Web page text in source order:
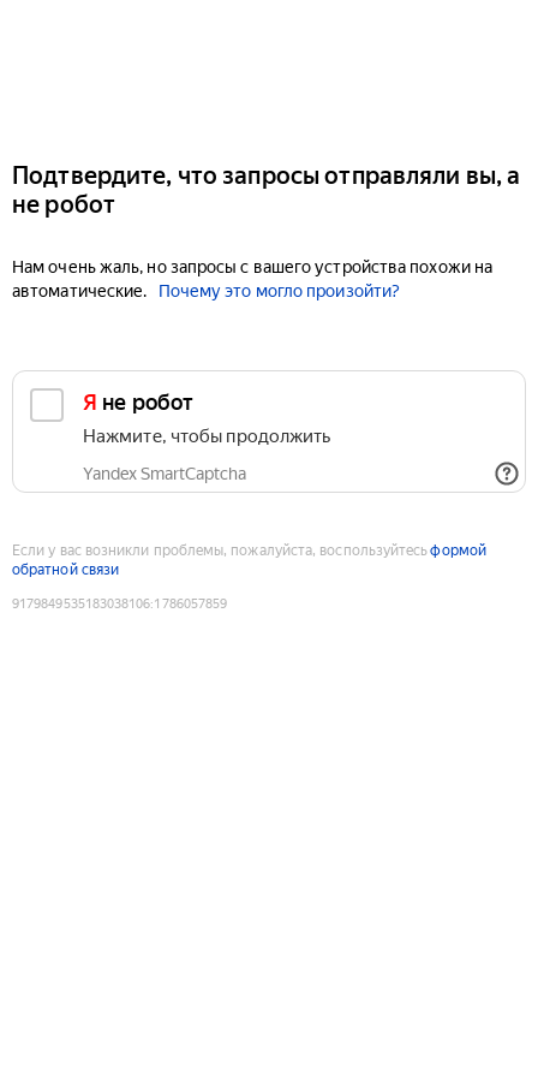
Подтвердите, что запросы отправляли вы, а
не робот
Нам очень жаль, но запросы с вашего устройства похожи на
автоматические.
Почему это могло произойти?
Я не робот
Нажмите, чтобы продолжить
Yandex SmartCaptcha
Если у вас возникли проблемы, пожалуйста, воспользуйтесьформой
обратной связи
9179849535183038106:1786057859